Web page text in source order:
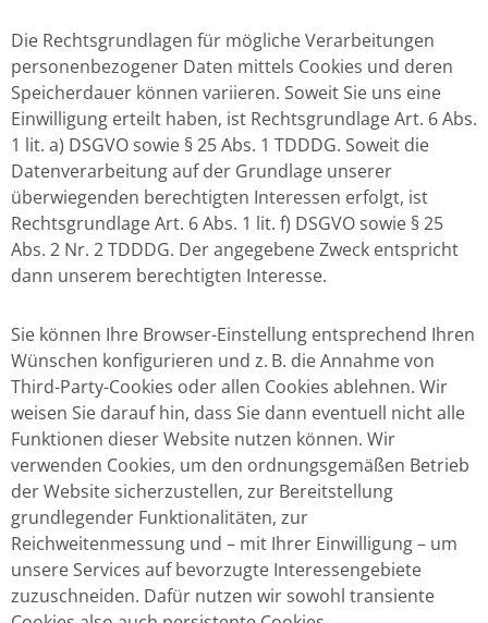
Die Rechtsgrundlagen für mögliche Verarbeitungen
personenbezogener Daten mittels Cookies und deren
Speicherdauer können variieren. Soweit Sie uns eine
Einwilligung erteilt haben, ist Rechtsgrundlage Art. 6 Abs.
1 lit. a) DSGVO sowie § 25 Abs. 1 TDDDG. Soweit die
Datenverarbeitung auf der Grundlage unserer
überwiegenden berechtigten Interessen erfolgt, ist
Rechtsgrundlage Art. 6 Abs. 1 lit. f) DSGVO sowie § 25
Abs. 2 Nr. 2 TDDDG. Der angegebene Zweck entspricht
dann unserem berechtigten Interesse.
Sie können Ihre Browser-Einstellung entsprechend Ihren
Wünschen konfigurieren und z. B. die Annahme von
Third-Party-Cookies oder allen Cookies ablehnen. Wir
weisen Sie darauf hin, dass Sie dann eventuell nicht alle
Funktionen dieser Website nutzen können. Wir
verwenden Cookies, um den ordnungsgemäßen Betrieb
der Website sicherzustellen, zur Bereitstellung
grundlegender Funktionalitäten, zur
Reichweitenmessung und – mit Ihrer Einwilligung – um
unsere Services auf bevorzugte Interessengebiete
zuzuschneiden. Dafür nutzen wir sowohl transiente